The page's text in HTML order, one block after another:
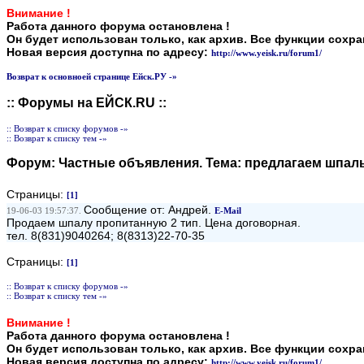
Внимание !
Работа данного форума остановлена !
Он будет использован только, как архив. Все функции
Новая версия доступна по адресу: http://www.yeisk.ru/forum1/
Возврат к основноей странице Ейск.РУ -»
:: Форумы на ЕЙСК.RU ::
:: Возврат к списку форумов -»
:: Возврат к списку тем -»
Форум: Частные объявления. Тема: предлагаем
Страницы: [1]
19-06-03 19:57:37. Сообщение от: Андрей. E-Mail
Продаем шпалу пропитанную 2 тип. Цена договорная.
тел. 8(831)9040264; 8(8313)22-70-35
Страницы: [1]
:: Возврат к списку форумов -»
:: Возврат к списку тем -»
Внимание !
Работа данного форума остановлена !
Он будет использован только, как архив. Все функции